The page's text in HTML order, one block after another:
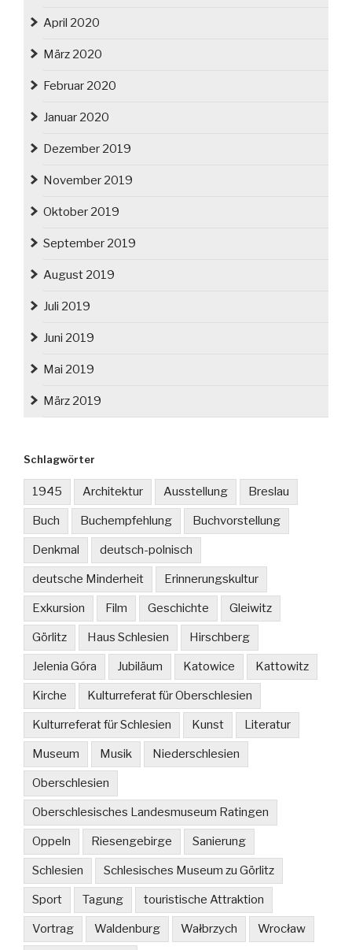
April 2020
März 2020
Februar 2020
Januar 2020
Dezember 2019
November 2019
Oktober 2019
September 2019
August 2019
Juli 2019
Juni 2019
Mai 2019
März 2019
Schlagwörter
1945 Architektur Ausstellung Breslau
Buch Buchempfehlung Buchvorstellung
Denkmal deutsch-polnisch
deutsche Minderheit Erinnerungskultur
Exkursion Film Geschichte Gleiwitz
Görlitz Haus Schlesien Hirschberg
Jelenia Góra Jubiläum Katowice Kattowitz
Kirche Kulturreferat für Oberschlesien
Kulturreferat für Schlesien Kunst Literatur
Museum Musik Niederschlesien
Oberschlesien
Oberschlesisches Landesmuseum Ratingen
Oppeln Riesengebirge Sanierung
Schlesien Schlesisches Museum zu Görlitz
Sport Tagung touristische Attraktion
Vortrag Waldenburg Wałbrzych Wrocław